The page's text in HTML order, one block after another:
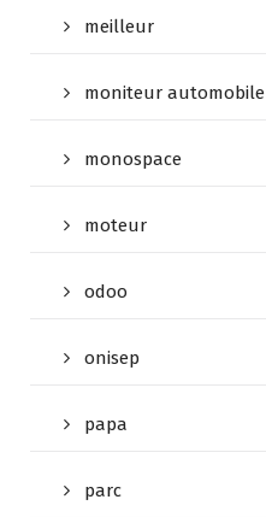
meilleur
moniteur automobile
monospace
moteur
odoo
onisep
papa
parc